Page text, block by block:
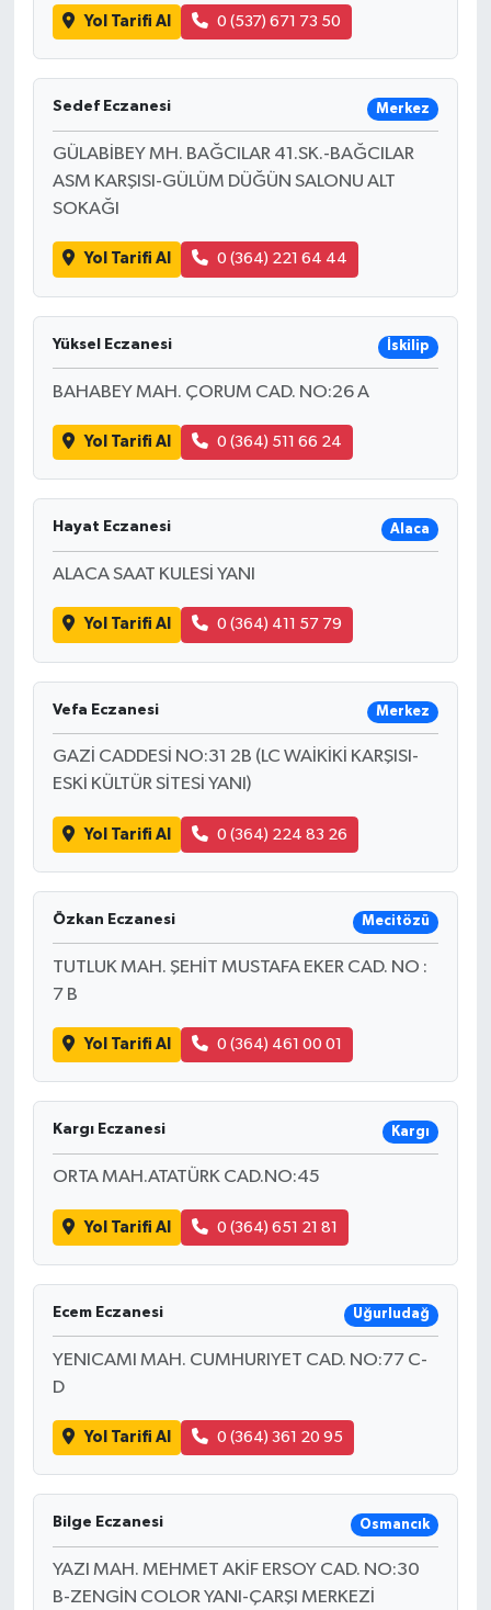
Yol Tarifi Al 0 (537) 671 73 50
Sedef Eczanesi Merkez
GÜLABİBEY MH. BAĞCILAR 41.SK.-BAĞCILAR
ASM KARŞISI-GÜLÜM DÜĞÜN SALONU ALT
SOKAĞI
Yol Tarifi Al 0 (364) 221 64 44
Yüksel Eczanesi İskilip
BAHABEY MAH. ÇORUM CAD. NO:26 A
Yol Tarifi Al 0 (364) 511 66 24
Hayat Eczanesi Alaca
ALACA SAAT KULESİ YANI
Yol Tarifi Al 0 (364) 411 57 79
Vefa Eczanesi Merkez
GAZİ CADDESİ NO:31 2B (LC WAİKİKİ KARŞISI-
ESKİ KÜLTÜR SİTESİ YANI)
Yol Tarifi Al 0 (364) 224 83 26
Özkan Eczanesi Mecitözü
TUTLUK MAH. ŞEHİT MUSTAFA EKER CAD. NO :
7 B
Yol Tarifi Al 0 (364) 461 00 01
Kargı Eczanesi Kargı
ORTA MAH.ATATÜRK CAD.NO:45
Yol Tarifi Al 0 (364) 651 21 81
Ecem Eczanesi Uğurludağ
YENICAMI MAH. CUMHURIYET CAD. NO:77 C-
D
Yol Tarifi Al 0 (364) 361 20 95
Bilge Eczanesi Osmancık
YAZI MAH. MEHMET AKİF ERSOY CAD. NO:30
B-ZENGİN COLOR YANI-ÇARŞI MERKEZİ